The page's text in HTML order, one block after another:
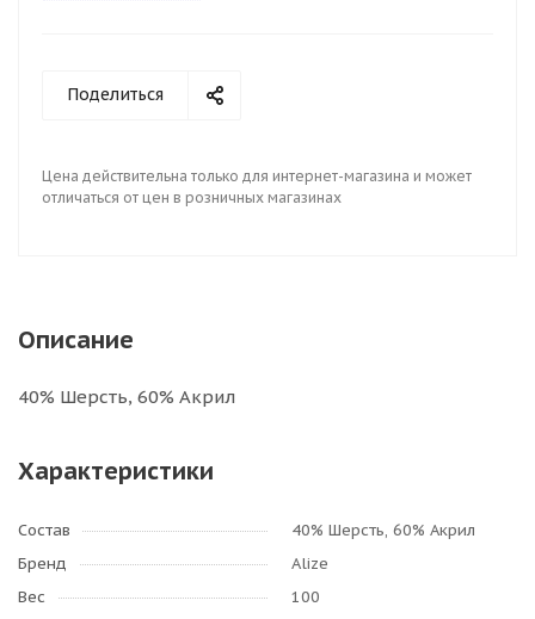
Поделиться
Цена действительна только для интернет-магазина и может
отличаться от цен в розничных магазинах
Описание
40% Шерсть, 60% Акрил
Характеристики
Состав
40% Шерсть, 60% Акрил
Бренд
Alize
Вес
100